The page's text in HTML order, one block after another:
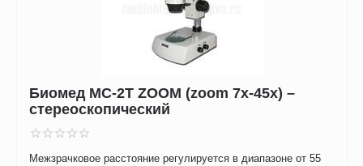
Биомед MC-2T ZOOM (zoom 7x-45x) –
стереоскопический
Межзрачковое расстояние регулируется в диапазоне от 55